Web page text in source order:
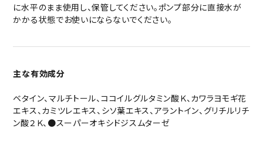
に水平のまま使用し、保管してください。ポンプ部分に直接水が
かかる状態でお使いにならないでください。
主な有効成分
ベタイン、マルチトール、ココイルグルタミン酸Ｋ、カワラヨモギ花
エキス、カミツレエキス、シソ葉エキス、アラントイン、グリチルリチ
ン酸２Ｋ、●スーパーオキシドジスムターゼ